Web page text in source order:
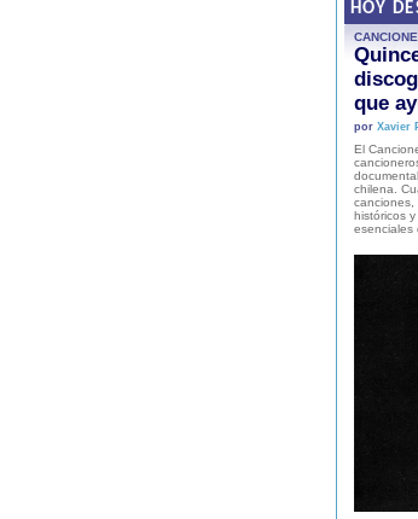
HOY
que
por Xavier
El
chilena.
canciones,
históricos
esenciales